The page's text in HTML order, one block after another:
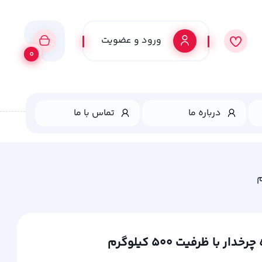
ورود و عضویت
0
درباره ما تماس با ما
ظرفیت 500 کیلوگرم